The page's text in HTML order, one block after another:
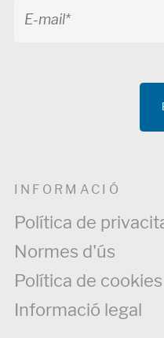
INFORMACIÓ
Política de
Normes d'ús
Política de cookies
Informació legal